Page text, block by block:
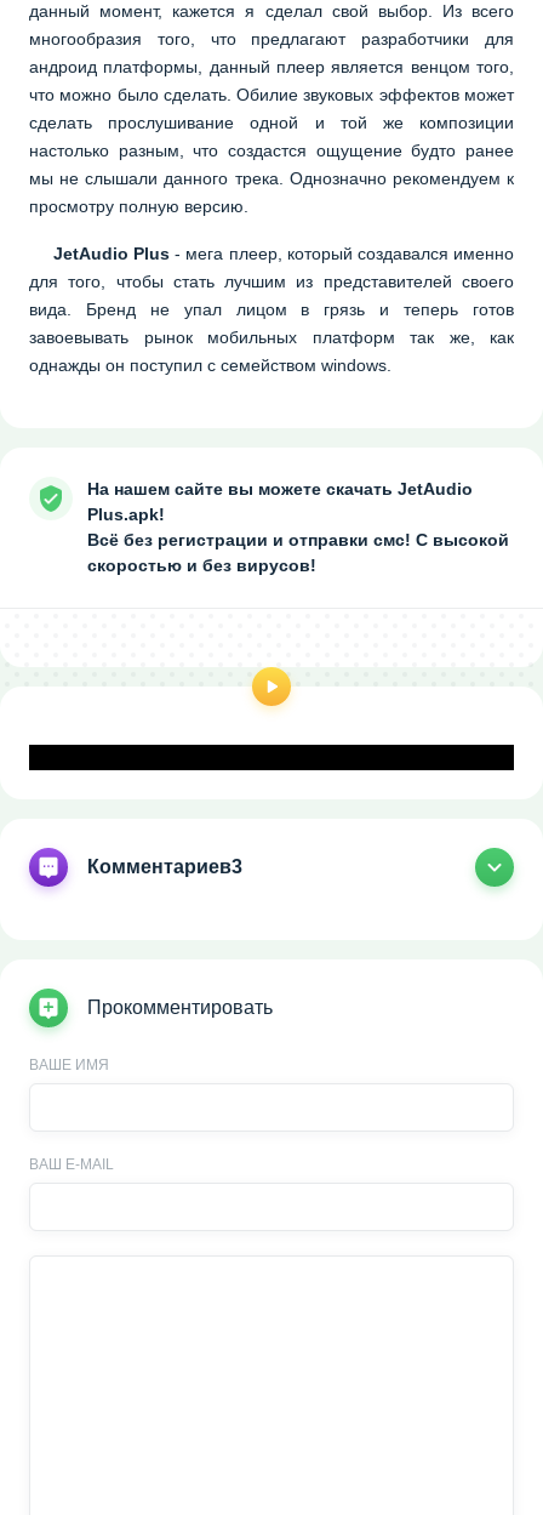
данный момент, кажется я сделал свой выбор. Из всего
многообразия того, что предлагают разработчики для
андроид платформы, данный плеер является венцом того,
что можно было сделать. Обилие звуковых эффектов может
сделать прослушивание одной и той же композиции
настолько разным, что создастся ощущение будто ранее
мы не слышали данного трека. Однозначно рекомендуем к
просмотру полную версию.
JetAudio Plus - мега плеер, который создавался именно
для того, чтобы стать лучшим из представителей своего
вида. Бренд не упал лицом в грязь и теперь готов
завоевывать рынок мобильных платформ так же, как
однажды он поступил с семейством windows.
На нашем сайте вы можете скачать JetAudio
Plus.apk!
Всё без регистрации и отправки смс! С высокой
скоростью и без вирусов!
Комментариев3
Прокомментировать
ВАШЕ ИМЯ
ВАШ E-MAIL